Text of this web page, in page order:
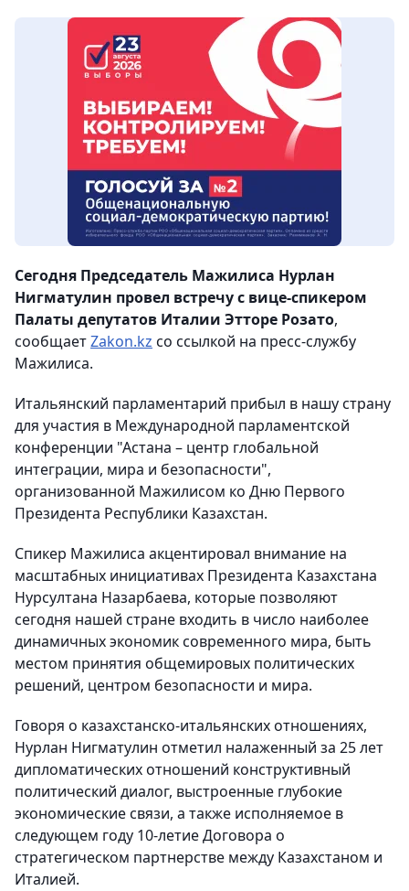
Сегодня Председатель Мажилиса Нурлан
Нигматулин провел встречу с вице-спикером
Палаты депутатов Италии Этторе Розато,
сообщаетZakon.kz со ссылкой на пресс-службу
Мажилиса.
Итальянский парламентарий прибыл в нашу страну
для участия в Международной парламентской
конференции "Астана – центр глобальной
интеграции, мира и безопасности",
организованной Мажилисом ко Дню Первого
Президента Республики Казахстан.
Спикер Мажилиса акцентировал внимание на
масштабных инициативах Президента Казахстана
Нурсултана Назарбаева, которые позволяют
сегодня нашей стране входить в число наиболее
динамичных экономик современного мира, быть
местом принятия общемировых политических
решений, центром безопасности и мира.
Говоря о казахстанско-итальянских отношениях,
Нурлан Нигматулин отметил налаженный за 25 лет
дипломатических отношений конструктивный
политический диалог, выстроенные глубокие
экономические связи, а также исполняемое в
следующем году 10-летие Договора о
стратегическом партнерстве между Казахстаном и
Италией.